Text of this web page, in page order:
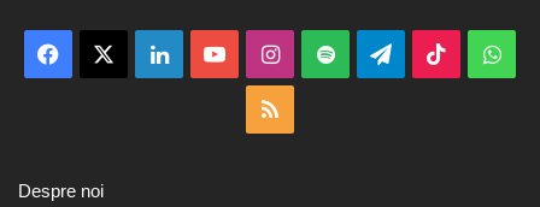
Facebook LinkedInYouTubeInstagram
Spotify TelegramTikTok
Despre noi